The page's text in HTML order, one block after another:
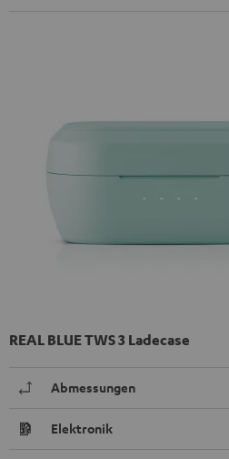
REAL BLUE TWS 3 Ladecase
Abmessungen
Elektronik